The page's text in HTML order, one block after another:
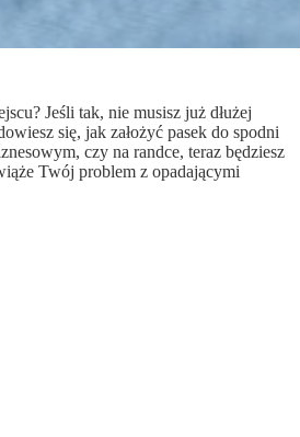
Jeśli tak, nie musisz już dłużej
się, jak założyć pasek do spodni
czy na randce, teraz będziesz
Twój problem z opadającymi